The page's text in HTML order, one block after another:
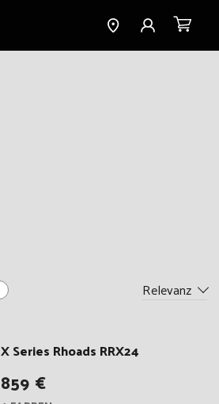
Find a
Dealer
EinloggenWarenkorb
Relevanz
X Series Rhoads RRX24
859 €